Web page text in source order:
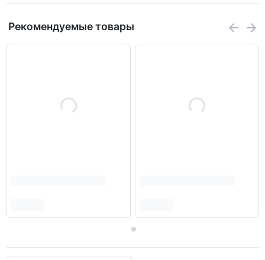
Рекомендуемые товары